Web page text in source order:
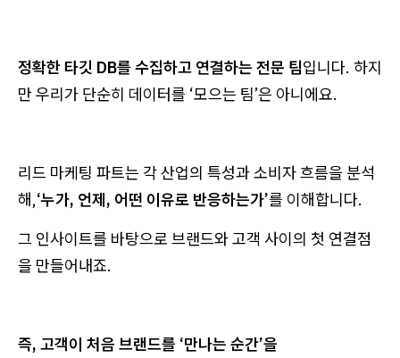
정확한 타깃 DB를 수집하고 연결하는 전문 팀입니다. 하지
만 우리가 단순히 데이터를 ‘모으는 팀’은 아니에요.
리드 마케팅 파트는 각 산업의 특성과 소비자 흐름을 분석
해,‘누가, 언제, 어떤 이유로 반응하는가’를 이해합니다.
그 인사이트를 바탕으로 브랜드와 고객 사이의 첫 연결점
을 만들어내죠.
즉, 고객이 처음 브랜드를 ‘만나는 순간’을